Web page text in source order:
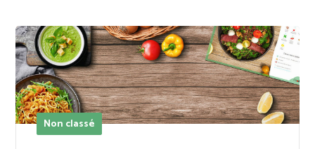
Non classé